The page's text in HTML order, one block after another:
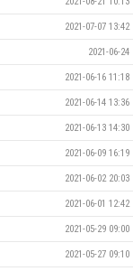
2021-07-07 13:42
2021-06-24
2021-06-16 11:18
2021-06-14 13:36
2021-06-13 14:30
2021-06-09 16:19
2021-06-02 20:03
2021-06-01 12:42
2021-05-29 09:00
2021-05-27 09:10